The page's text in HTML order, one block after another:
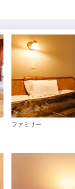
ファミリー